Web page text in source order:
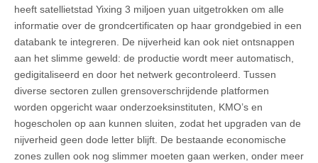
heeft satellietstad Yixing 3 miljoen yuan uitgetrokken om alle
informatie over de grondcertificaten op haar grondgebied in een
databank te integreren. De nijverheid kan ook niet ontsnappen
aan het slimme geweld: de productie wordt meer automatisch,
gedigitaliseerd en door het netwerk gecontroleerd. Tussen
diverse sectoren zullen grensoverschrijdende platformen
worden opgericht waar onderzoeksinstituten, KMO’s en
hogescholen op aan kunnen sluiten, zodat het upgraden van de
nijverheid geen dode letter blijft. De bestaande economische
zones zullen ook nog slimmer moeten gaan werken, onder meer